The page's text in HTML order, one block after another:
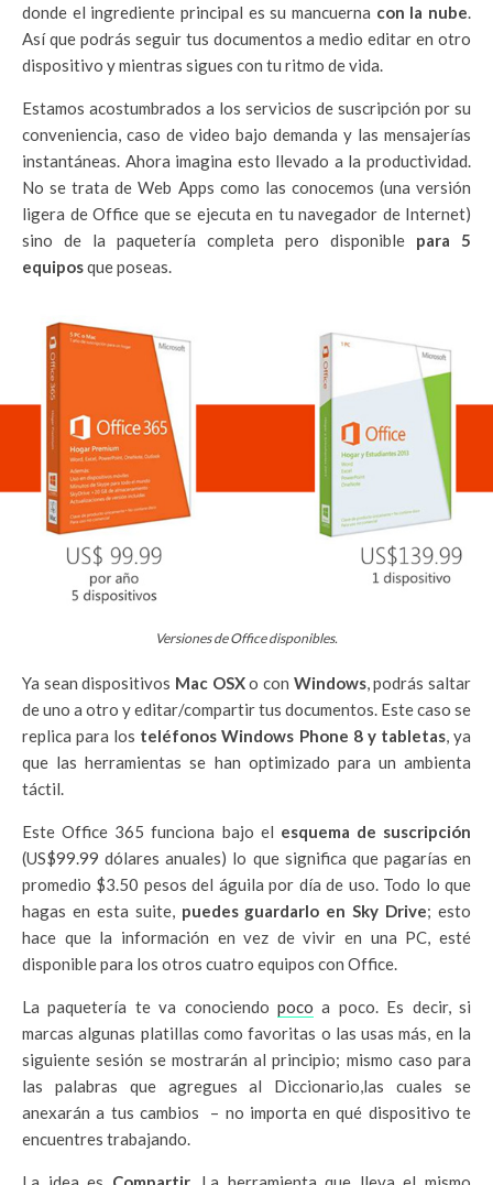
donde el ingrediente principal es su mancuerna con la nube
Así que podrás seguir tus documentos a medio editar en otro
dispositivo y mientras sigues con tu ritmo de vida.
Estamos acostumbrados a los servicios de suscripción por su
conveniencia, caso de video bajo demanda y las mensajerías
instantáneas. Ahora imagina esto llevado a la productividad.
No se trata de Web Apps como las conocemos (una versión
ligera de Office que se ejecuta en tu navegador de Internet)
sino de la paquetería completa pero disponible para 5
equiposque poseas.
Versiones de Office disponibles.
Ya sean dispositivos Mac OSXo con Windows, podrás saltar
de uno a otro y editar/compartir tus documentos. Este caso se
replica para los teléfonos Windows Phone 8 y tabletas, ya
que las herramientas se han optimizado para un ambienta
táctil.
Este Office 365 funciona bajo el esquema de suscripción
(US$99.99 dólares anuales) lo que significa que pagarías en
promedio $3.50 pesos del águila por día de uso. Todo lo que
hagas en esta suite, puedes guardarlo en Sky Drive; esto
hace que la información en vez de vivir en una PC, esté
disponible para los otros cuatro equipos con Office.
La paquetería te va conociendo poco a poco. Es decir, si
marcas algunas platillas como favoritas o las usas más, en la
siguiente sesión se mostrarán al principio; mismo caso para
las palabras que agregues al Diccionario,las cuales se
anexarán a tus cambios – no importa en qué dispositivo te
encuentres trabajando.